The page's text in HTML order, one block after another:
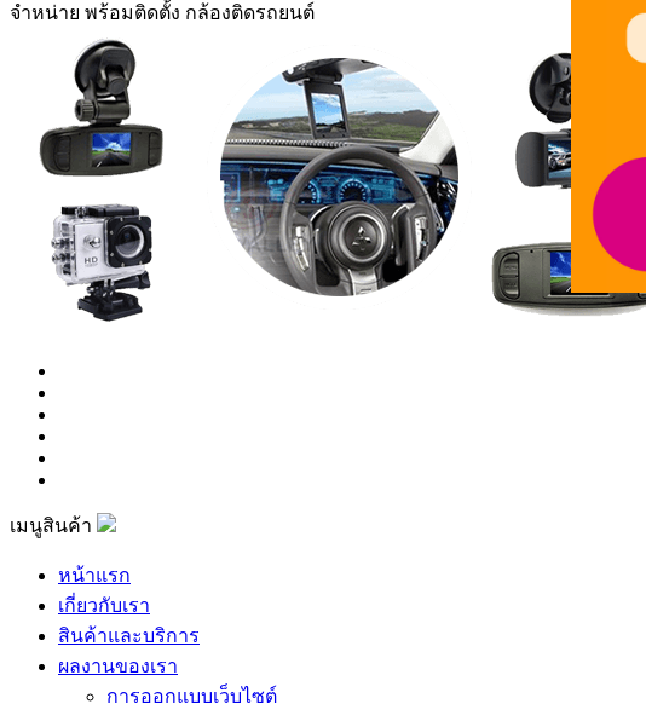
จำหน่าย พร้อมติดตั้ง กล้องติดรถยนต์
เมนูสินค้า
หน้าแรก
เกี่ยวกับเรา
สินค้าและบริการ
ผลงานของเรา
การออกแบบเว็บไซต์